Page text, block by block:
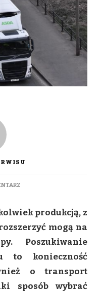
DO
–
WYBRAĆ
FIRMĘ?
produkcją, z
mogą na
Poszukiwanie
to konieczność
o transport
sposób wybrać